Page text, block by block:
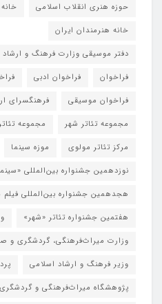
حوزه هنری انقلاب اسلامی
خانه
خانه هنرمندان ایران
دفتر موسیقی وزارت فرهنگ و ارشاد
فراخوان
فراخوان ادبی
فراخوان موسیقی
فرهنگسرای
مجموعه تئاتر شهر
مجموعه
مرکز تئاتر مولوی
موزه سینما
نوزدهمین جشنواره بین‌المللی
هجدهمین جشنواره بین‌المللی فیلم
هفتمین جشنواره تئاتر «شهر»
وزارت میراث‌فرهنگی، گردشگری و
وزیر فرهنگ و ارشاد اسلامی
پژوهشگاه میراث‌فرهنگی و گردشگری